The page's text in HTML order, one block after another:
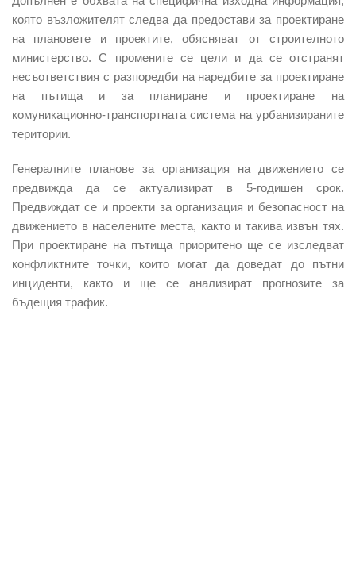
която възложителят следва да предостави за проектиране
на плановете и проектите, обясняват от строителното
министерство. С промените се цели и да се отстранят
несъответствия с разпоредби на наредбите за проектиране
на пътища и за планиране и проектиране на
комуникационно-транспортната система на урбанизираните
територии.
Генералните планове за организация на движението се
предвижда да се актуализират в 5-годишен срок.
Предвиждат се и проекти за организация и безопасност на
движението в населените места, както и такива извън тях.
При проектиране на пътища приоритено ще се изследват
конфликтните точки, които могат да доведат до пътни
инциденти, както и ще се анализират прогнозите за
бъдещия трафик.